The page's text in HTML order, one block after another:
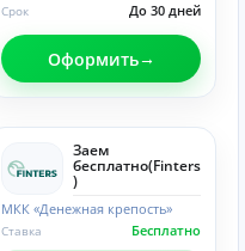
До 30 дней
Срок
Оформить
Заем
бесплатно(Finters
)
МКК «Денежная крепость»
Бесплатно
Ставка